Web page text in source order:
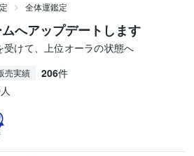
全体運鑑定
へアップデートします
受けて、上位オーラの状態へ
売実績 206件
人